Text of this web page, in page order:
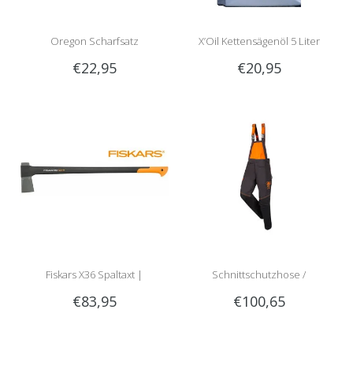
Oregon Scharfsatz
€22,95
X’Oil Kettensägenöl 5 Liter
€20,95
Fiskars X36 Spaltaxt |
meistverkaufte Spaltaxt!
€83,95
Schnittschutzhose /
Schnittschutzlatzhose Sip
€100,65